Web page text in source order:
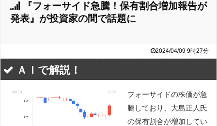
a
『フォーサイド急騰！保有割合増加報告が
発表』が投資家の間で話題に
2024/04/09 9時27分
ＡＩで解説！
フォーサイドの株価が急
騰しており、大島正人氏
の保有割合が増加してい